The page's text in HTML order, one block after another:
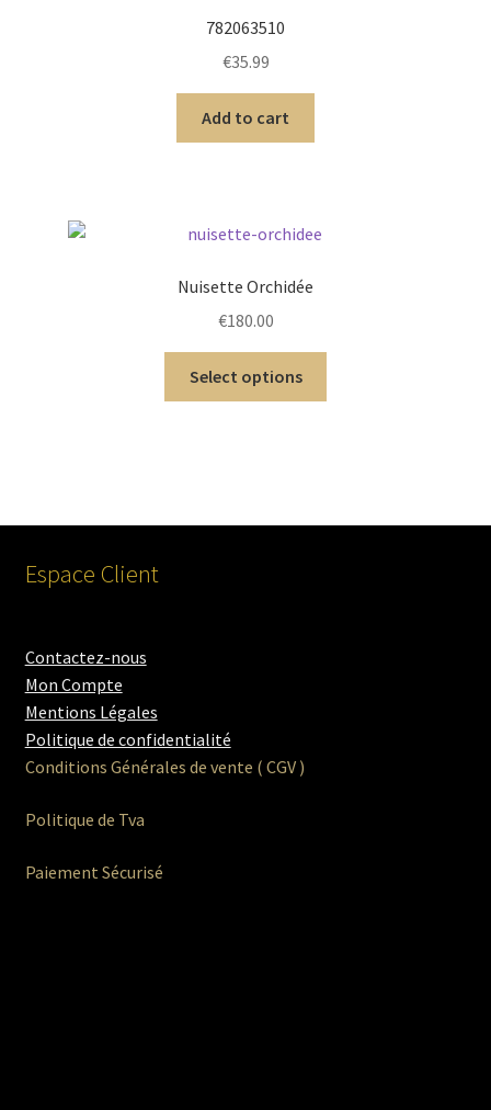
782063510
€35.99
Add to cart
Nuisette Orchidée
€180.00
Select options
Espace Client
Contactez-nous
Mon Compte
Mentions Légales
Politique de confidentialité
Conditions Générales de vente ( CGV )
Politique de Tva
Paiement Sécurisé